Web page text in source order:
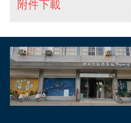
附件下載